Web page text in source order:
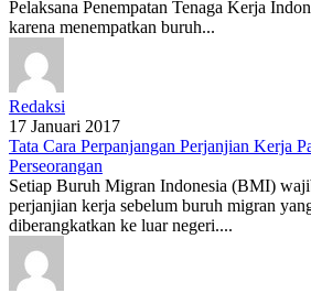
Pelaksana Penempatan Tenaga Kerja
karena menempatkan buruh...
Redaksi
17 Januari 2017
Tata Cara Perpanjangan Perjanjian Kerja
Perseorangan
Setiap Buruh Migran Indonesia (BMI)
perjanjian kerja sebelum buruh migran
diberangkatkan ke luar negeri....